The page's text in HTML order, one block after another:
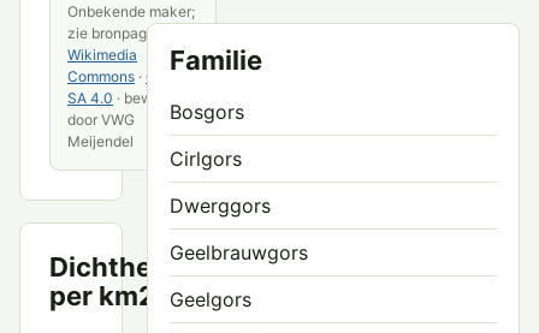
Onbekende maker;
zie bronpagina ·
Wikimedia
Commons · CC BY-
SA 4.0 · bewerkt
door VWG
Meijendel
Dichtheid
per km2
per km²
8.0
Familie
Bosgors
Cirlgors
Dwerggors
Geelbrauwgors
Geelgors